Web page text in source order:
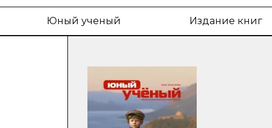
Юный ученый Издание книг